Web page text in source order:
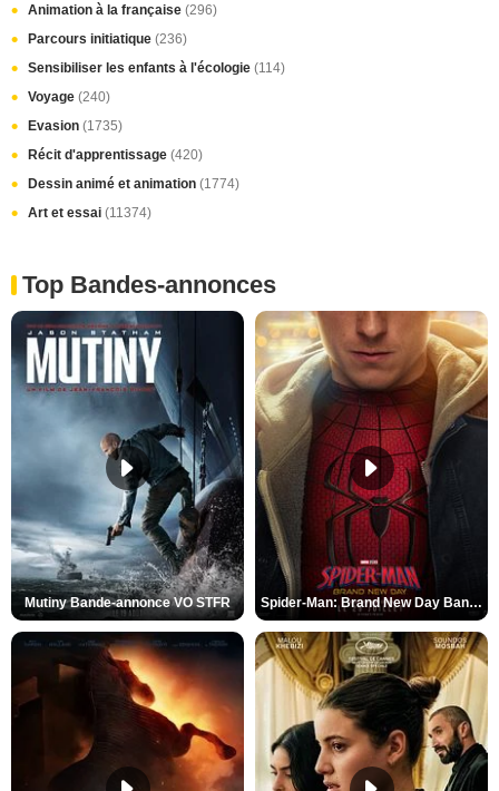
Animation à la française (296)
Parcours initiatique (236)
Sensibiliser les enfants à l'écologie (114)
Voyage (240)
Evasion (1735)
Récit d'apprentissage (420)
Dessin animé et animation (1774)
Art et essai (11374)
Top Bandes-annonces
Mutiny Bande-annonce VO STFR Spider-Man: Brand New Day Bande-annonce VO STFR